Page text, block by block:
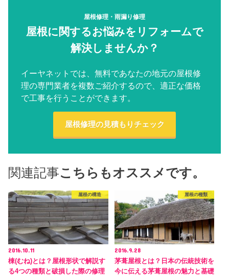
屋根修理・雨漏り修理
屋根に関するお悩みをリフォームで
解決しませんか？
イーヤネットでは、無料であなたの地元の屋根修
理の専門業者を複数ご紹介するので、適正な価格
で工事を行うことができます。
屋根修理の見積もりチェック
関連記事こちらもオススメです。
屋根の構造
2016.10.11
棟(むね)とは？屋根形状で解説す
る4つの種類と破損した際の修理
屋根の種類
2016.9.28
茅葺屋根とは？日本の伝統技術を
今に伝える茅葺屋根の魅力と基礎